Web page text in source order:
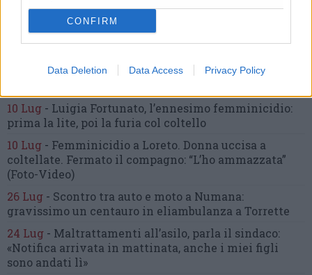
CONFIRM
Data Deletion Data Access Privacy Policy
Commenta l'articolo
Gli articoli più letti
-Bimbi costretti a colpirsi da solie lasciati al
10 Lug - Luigia Fortunato, l’ennesimo femminicidio:
prima la lite, poi la furia col coltello
10 Lug - Femminicidio a Loreto. Donna uccisa a
coltellate. Fermato il compagno: “L’ho ammazzata”
(Foto-Video)
26 Lug - Scontro tra auto e moto a Numana:
gravissimo un centauro in eliambulanza a Torrette
24 Lug - Maltrattamenti all’asilo, parla il sindaco:
«Notifica arrivata in mattinata, anche i miei figli
sono andati lì»